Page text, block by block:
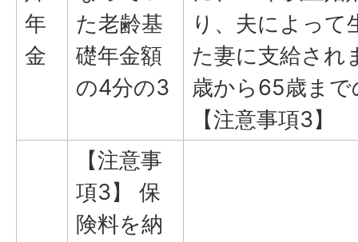
年
金
た老齢基
礎年金額
の4分の3
り、夫によって
た妻に支給され
歳から65歳ま
【注意事項3】
【注意事
項3】 保
険料を納